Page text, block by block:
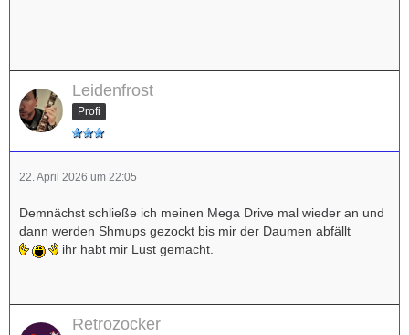
Leidenfrost
Profi
22. April 2026 um 22:05
Demnächst schließe ich meinen Mega Drive mal wieder an und
dann werden Shmups gezockt bis mir der Daumen abfällt
ihr habt mir Lust gemacht.
Retrozocker